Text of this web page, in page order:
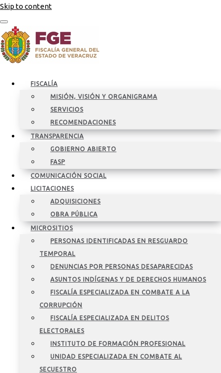
Skip to content
FISCALÍA
MISIÓN, VISIÓN Y ORGANIGRAMA
SERVICIOS
RECOMENDACIONES
TRANSPARENCIA
GOBIERNO ABIERTO
FASP
COMUNICACIÓN SOCIAL
LICITACIONES
ADQUISICIONES
OBRA PÚBLICA
MICROSITIOS
PERSONAS IDENTIFICADAS EN RESGUARDO
TEMPORAL
DENUNCIAS POR PERSONAS DESAPARECIDAS
ASUNTOS INDÍGENAS Y DE DERECHOS HUMANOS
FISCALÍA ESPECIALIZADA EN COMBATE A LA
CORRUPCIÓN
FISCALÍA ESPECIALIZADA EN DELITOS
ELECTORALES
INSTITUTO DE FORMACIÓN PROFESIONAL
UNIDAD ESPECIALIZADA EN COMBATE AL
SECUESTRO